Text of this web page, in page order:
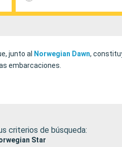
junto al Norwegian Dawn,
embarcaciones.
criterios de búsqueda:
Star